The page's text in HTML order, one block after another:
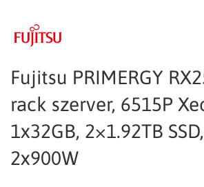
Fujitsu PRIMERGY
rack szerver, 6515P
1x32GB, 2×1.92TB
2x900W